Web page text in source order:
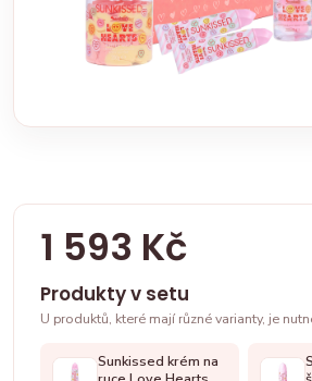
1 593 Kč
Produkty v setu
U produktů, které mají různé varianty, je
Sunkissed krém na